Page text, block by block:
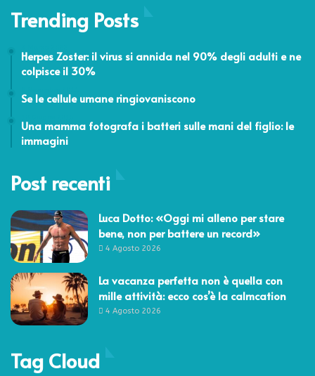
Trending Posts
Herpes Zoster: il virus si annida nel 90% degli adulti e ne
colpisce il 30%
Se le cellule umane ringiovaniscono
Una mamma fotografa i batteri sulle mani del figlio: le
immagini
Post recenti
Luca Dotto: «Oggi mi alleno per stare
bene, non per battere un record»
4 Agosto 2026
La vacanza perfetta non è quella con
mille attività: ecco cos’è la calmcation
4 Agosto 2026
Tag Cloud